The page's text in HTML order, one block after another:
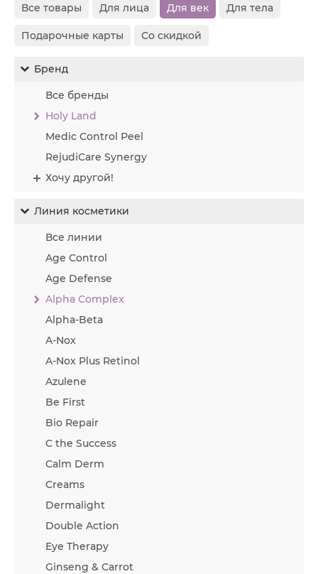
Все товары Для лица Для век Для тела
Подарочные карты Со скидкой
Бренд
Все бренды
Holy Land
Medic Control Peel
RejudiCare Synergy
Хочу другой!
Линия косметики
Все линии
Age Control
Age Defense
Alpha Complex
Alpha-Beta
A-Nox
A-Nox Plus Retinol
Azulene
Be First
Bio Repair
C the Success
Calm Derm
Creams
Dermalight
Double Action
Eye Therapy
Ginseng & Carrot